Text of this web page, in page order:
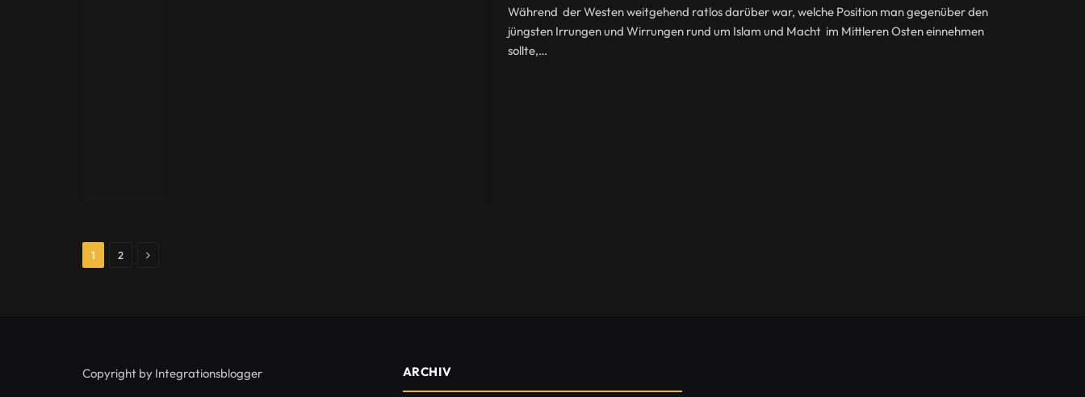
Während der Westen weitgehend ratlos darüber war, welche Position man gegenüber den
jüngsten Irrungen und Wirrungen rund um Islam und Macht im Mittleren Osten einnehmen
sollte,…
1 2 Next
Copyright by Integrationsblogger ARCHIV